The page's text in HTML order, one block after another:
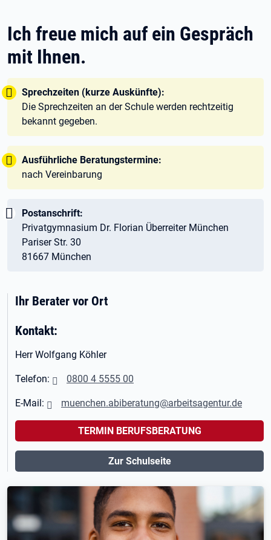
Ich freue mich auf ein Gespräch
mit Ihnen.
Tipp:
Sprechzeiten (kurze Auskünfte):
Die Sprechzeiten an der Schule werden rechtzeitig
bekannt gegeben.
Tipp:
Ausführliche Beratungstermine:
nach Vereinbarung
Wichtig:
Postanschrift:
Privatgymnasium Dr. Florian Überreiter München
Pariser Str. 30
81667 München
Ihr Berater vor Ort
Kontakt:
Herr Wolfgang Köhler
Telefon: 0800 4 5555 00
E-Mail: muenchen.abiberatung@arbeitsagentur.de
TERMIN BERUFSBERATUNG
Zur Schulseite